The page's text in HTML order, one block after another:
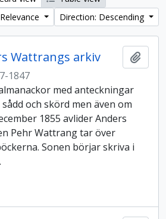
Direction: Descending
Wattrangs arkiv
1847
med anteckningar
och skörd men även om
1855 avlider Anders
Pehr Wattrang tar över
Sonen börjar skriva i